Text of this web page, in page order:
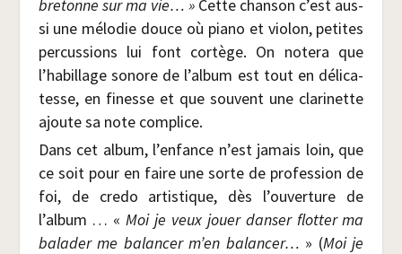
bre­tonne sur ma vie… » Cette chan­son c’est aus­
si une mélo­die douce où pia­no et vio­lon, petites
per­cus­sions lui font cor­tège. On note­ra que
l’habillage sonore de l’album est tout en déli­ca­
tesse, en finesse et que sou­vent une cla­ri­nette
ajoute sa note complice.
Dans cet album, l’enfance n’est jamais loin, que
ce soit pour en faire une sorte de pro­fes­sion de
foi, de cre­do artis­tique, dès l’ouverture de
l’album … «Moi je veux jouer dan­ser flot­ter ma
bala­der me balan­cer m’en balan­cer… » (Moi je